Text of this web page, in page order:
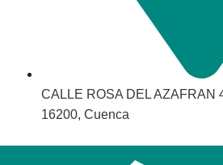
CALLE ROSA DEL AZAFRAN
16200, Cuenca